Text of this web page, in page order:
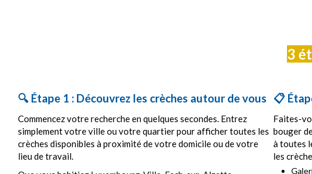
3
🔍 Étape 1 : Découvrez les crèches autour de vous
Commencez votre recherche en quelques secondes. Entrez
simplement votre ville ou votre quartier pour afficher toutes les
crèches disponibles à proximité de votre domicile ou de votre
lieu de travail.
📋
Faites-
bouger
à toutes
les